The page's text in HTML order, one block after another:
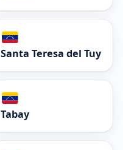
Santa Teresa del Tuy
Tabay